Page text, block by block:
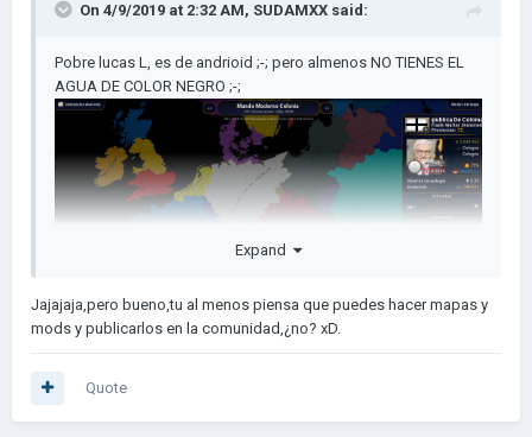
On 4/9/2019 at 2:32 AM, SUDAMXX said:
Pobre lucas L, es de andrioid ;-; pero almenos NO TIENES EL
AGUA DE COLOR NEGRO ;-;
Expand
Jajajaja,pero bueno,tu al menos piensa que puedes hacer mapas y
mods y publicarlos en la comunidad,¿no? xD.
Quote